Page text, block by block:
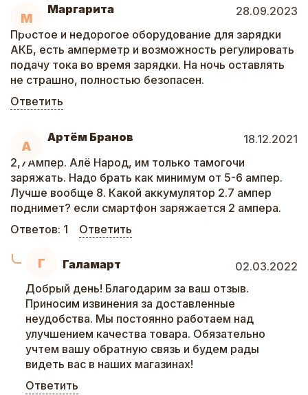
М
Маргарита
28.09.2023
Простое и недорогое оборудование для зарядки
АКБ, есть амперметр и возможность регулировать
подачу тока во время зарядки. На ночь оставлять
не страшно, полностью безопасен.
Ответить
А
Артём Бранов
18.12.2021
2,7Ампер. Алё Народ, им только тамогочи
заряжать. Надо брать как минимум от 5-6 ампер.
Лучше вообще 8. Какой аккумулятор 2.7 ампер
поднимет? если смартфон заряжается 2 ампера.
Ответов: 1 Ответить
Г Галамарт
02.03.2022
Добрый день! Благодарим за ваш отзыв.
Приносим извинения за доставленные
неудобства. Мы постоянно работаем над
улучшением качества товара. Обязательно
учтем вашу обратную связь и будем рады
видеть вас в наших магазинах!
Ответить